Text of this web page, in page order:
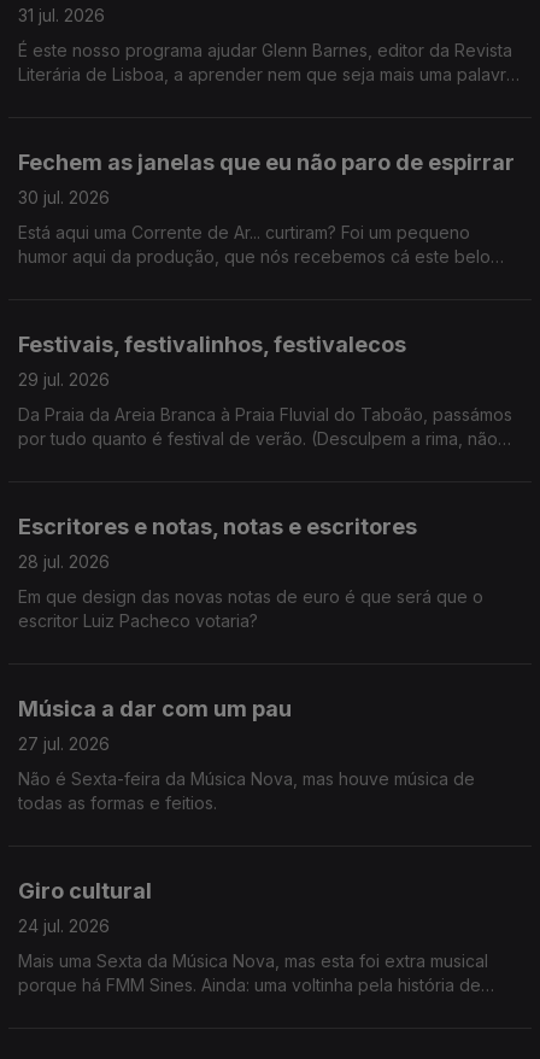
Nacional, roteiro pelas praias da Costa Vicentina, e bilhetes
para o Vagos Metal Fest e para o Bons Sons.
31 jul. 2026
É este nosso programa ajudar Glenn Barnes, editor da Revista
Literária de Lisboa, a aprender nem que seja mais uma palavra
falássemos hoje.
Fechem as janelas que eu não paro de espirrar
30 jul. 2026
Está aqui uma Corrente de Ar... curtiram? Foi um pequeno
humor aqui da produção, que nós recebemos cá este belo
Festivais, festivalinhos, festivalecos
29 jul. 2026
Da Praia da Areia Branca à Praia Fluvial do Taboão, passámos
por tudo quanto é festival de verão. (Desculpem a rima, não
Escritores e notas, notas e escritores
28 jul. 2026
Em que design das novas notas de euro é que será que o
escritor Luiz Pacheco votaria?
Música a dar com um pau
27 jul. 2026
Não é Sexta-feira da Música Nova, mas houve música de
todas as formas e feitios.
Giro cultural
24 jul. 2026
Mais uma Sexta da Música Nova, mas esta foi extra musical
porque há FMM Sines. Ainda: uma voltinha pela história de